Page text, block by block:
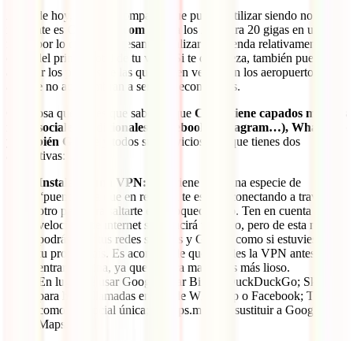
A día de hoy, la única compañía que puedes utilizar siendo no
residente es
China Unicom (ronda los 20€ para 20 gigas en un
mes), por lo que es interesante localizar una tienda relativamente
cerca del primer hotel de tu viaje. Si te da pereza, también puedes
analizar los precios de las que suelen vender en los aeropuertos,
aunque no acostumbran a ser muy económicas.
Otra cosa que tienes que saber es que China tiene capados muchas
redes sociales tradicionales (Facebook, Instagram…), Whatsapp
y también Google
y todos sus servicios. Así que tienes dos
alternativas:
Instalarte una VPN:
esto viene a ser una especie de
“puente”, ya que en realidad te estarás conectando a través de
otro país para saltarte ese bloqueo chino. Ten en cuenta que la
velocidad de internet se reducirá un poco, pero de esta manera
podrás usar tus redes sociales y Google como si estuvieses en
tu propio país. Es aconsejable que instales la VPN antes de
entrar a China, ya que de otra manera es más lioso.
En lugar de usar Google, usar Bing o DuckDuckGo; Skype
para hacer llamadas en vez de Whatsapp o Facebook; TikTok
como red social única; y Maps.me para sustituir a Google
Maps.